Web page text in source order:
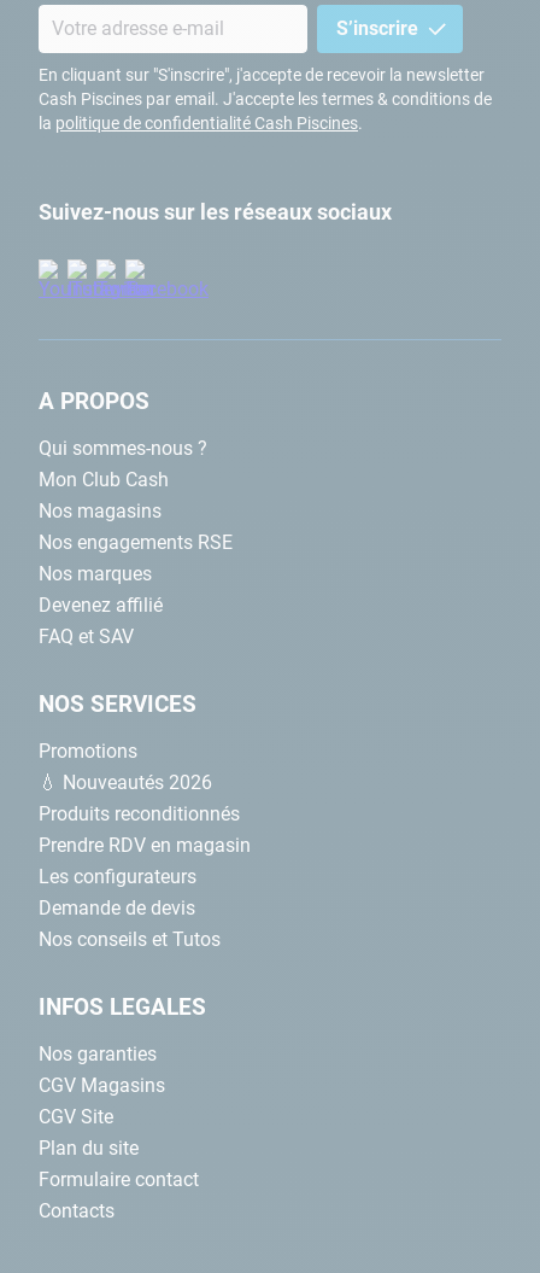
S’inscrire
En cliquant sur "S'inscrire", j'accepte de recevoir la newsletter
Cash Piscines par email. J'accepte les termes & conditions de
la politique de confidentialité Cash Piscines.
Suivez-nous sur les réseaux sociaux
A PROPOS
Qui sommes-nous ?
Mon Club Cash
Nos magasins
Nos engagements RSE
Nos marques
Devenez affilié
FAQ et SAV
NOS SERVICES
Promotions
💧 Nouveautés 2026
Produits reconditionnés
Prendre RDV en magasin
Les configurateurs
Demande de devis
Nos conseils et Tutos
INFOS LEGALES
Nos garanties
CGV Magasins
CGV Site
Plan du site
Formulaire contact
Contacts